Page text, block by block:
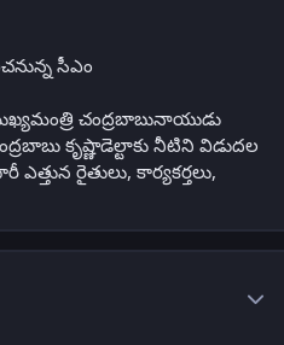
సీఎం
చంద్రబాబునాయుడు
కృష్ణాడెల్టాకు నీటిని విడుదల
రైతులు, కార్యకర్తలు,